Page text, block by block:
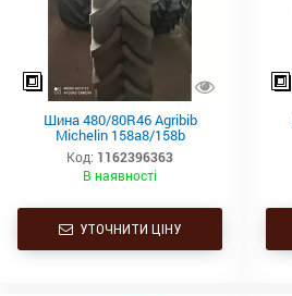
Шина 480/80R46 Agribib
Michelin 158a8/158b
Код: 1162396363
В наявності
УТОЧНИТИ ЦІНУ